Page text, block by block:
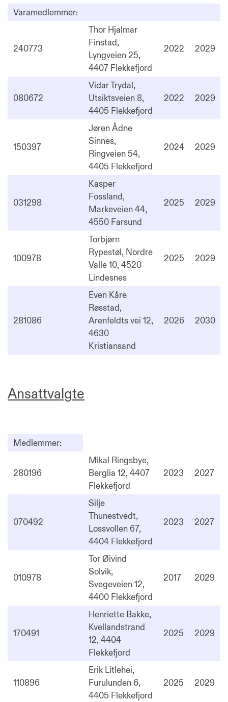
Varamedlemmer:
240773
Thor Hjalmar
Finstad,
Lyngveien 25,
4407 Flekkefjord
2022 2029
080672
Vidar Trydal,
Utsiktsveien 8,
4405 Flekkefjord
2022 2029
150397
Jøren Ådne
Sinnes,
Ringveien 54,
4405 Flekkefjord
2024 2029
031298
Kasper
Fossland,
Markeveien 44,
4550 Farsund
2025 2029
100978
Torbjørn
Rypestøl, Nordre
Valle 10, 4520
Lindesnes
2025 2029
281086
Even Kåre
Røsstad,
Arenfeldts vei 12,
4630
Kristiansand
2026 2030
Ansattvalgte
Medlemmer:
280196
Mikal Ringsbye,
Berglia 12, 4407
Flekkefjord
2023 2027
070492
Silje
Thunestvedt,
Lossvollen 67,
4404 Flekkefjord
2023 2027
010978
Tor Øivind
Solvik,
Svegeveien 12,
4400 Flekkefjord
2017 2029
170491
Henriette Bakke,
Kvellandstrand
12, 4404
Flekkefjord
2025 2029
110896
Erik Litlehei,
Furulunden 6,
4405 Flekkefjord
2025 2029